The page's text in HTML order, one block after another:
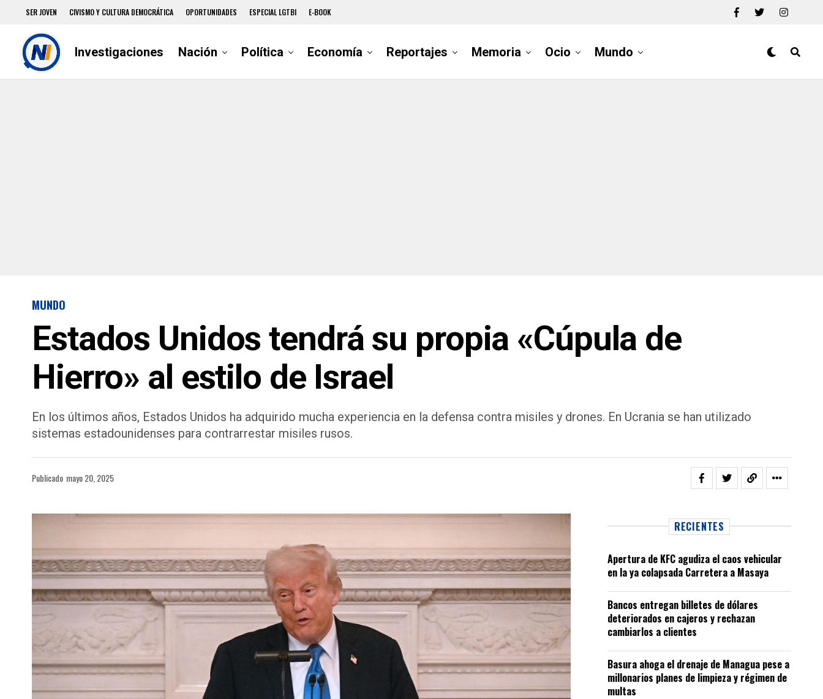
SER JOVEN CIVISMO Y CULTURA DEMOCRÁTICA OPORTUNIDADES ESPECIAL LGTBI E-BOOK
Investigaciones Nación Política Economía Reportajes Memoria Ocio Mundo
MUNDO
Estados Unidos tendrá su propia «Cúpula de
Hierro» al estilo de Israel
En los últimos años, Estados Unidos ha adquirido mucha experiencia en la defensa contra misiles y drones. En Ucrania se han utilizado
sistemas estadounidenses para contrarrestar misiles rusos.
Publicado mayo 20, 2025
RECIENTES
Apertura de KFC agudiza el caos vehicular
en la ya colapsada Carretera a Masaya
Bancos entregan billetes de dólares
deteriorados en cajeros y rechazan
cambiarlos a clientes
Basura ahoga el drenaje de Managua pese a
millonarios planes de limpieza y régimen de
multas